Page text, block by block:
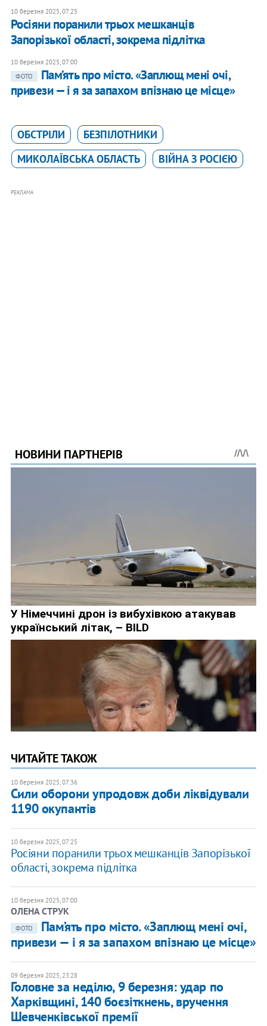
10 березня 2025, 07:25
Росіяни поранили трьох мешканців
Запорізької області, зокрема підлітка
10 березня 2025, 07:00
ФОТО
Пам’ять про місто. «Заплющ мені очі,
привези — і я за запахом впізнаю це місце»
ОБСТРІЛИ
БЕЗПІЛОТНИКИ
МИКОЛАЇВСЬКА ОБЛАСТЬ
ВІЙНА З РОСІЄЮ
РЕКЛАМА
ЧИТАЙТЕ ТАКОЖ
10 березня 2025, 07:36
Сили оборони упродовж доби ліквідували
1190 окупантів
10 березня 2025, 07:25
Росіяни поранили трьох мешканців Запорізької
області, зокрема підлітка
10 березня 2025, 07:00
ОЛЕНА СТРУК
ФОТО
Пам’ять про місто. «Заплющ мені очі,
привези — і я за запахом впізнаю це місце»
09 березня 2025, 23:28
Головне за неділю, 9 березня: удар по
Харківщині, 140 боєзіткнень, вручення
Шевченківської премії